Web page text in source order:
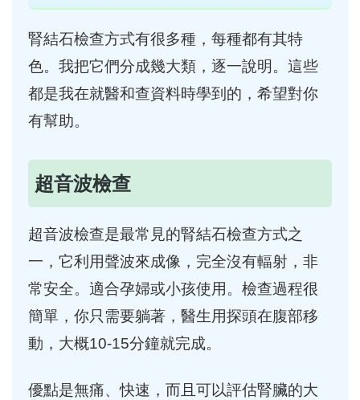
腎結石檢查方式有很多種，每種都有其特
色。我把它們分成幾大類，逐一說明。這些
都是我在就醫和查資料時學到的，希望對你
有幫助。
超音波檢查
超音波檢查是最常見的腎結石檢查方式之
一，它利用聲波來成像，完全沒有輻射，非
常安全。適合孕婦或小孩使用。檢查過程很
簡單，你只需要躺著，醫生用探頭在腹部移
動，大概10-15分鐘就完成。
優點是無痛、快速，而且可以評估腎臟的大